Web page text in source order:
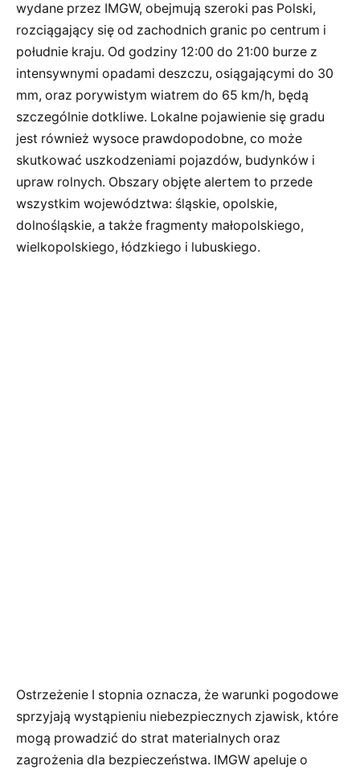
wydane przez IMGW, obejmują szeroki pas Polski,
rozciągający się od zachodnich granic po centrum i
południe kraju. Od godziny 12:00 do 21:00 burze z
intensywnymi opadami deszczu, osiągającymi do 30
mm, oraz porywistym wiatrem do 65 km/h, będą
szczególnie dotkliwe. Lokalne pojawienie się gradu
jest również wysoce prawdopodobne, co może
skutkować uszkodzeniami pojazdów, budynków i
upraw rolnych. Obszary objęte alertem to przede
wszystkim województwa: śląskie, opolskie,
dolnośląskie, a także fragmenty małopolskiego,
wielkopolskiego, łódzkiego i lubuskiego.
Ostrzeżenie I stopnia oznacza, że warunki pogodowe
sprzyjają wystąpieniu niebezpiecznych zjawisk, które
mogą prowadzić do strat materialnych oraz
zagrożenia dla bezpieczeństwa. IMGW apeluje o